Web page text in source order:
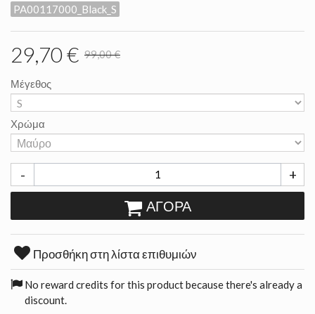
PA00117000_Black_S
29,70 € 99,00 €
Μέγεθος
Χρώμα
- +
ΑΓΟΡΆ
Προσθήκη στη λίστα επιθυμιών
No reward credits for this product because there's already a
discount.